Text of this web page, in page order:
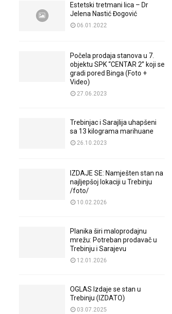
Estetski tretmani lica – Dr
Jelena Nastić Đogović
06.01.2022
Počela prodaja stanova u 7.
objektu SPK “CENTAR 2” koji se
gradi pored Binga (Foto +
Video)
27.06.2023
Trebinjac i Sarajlija uhapšeni
sa 13 kilograma marihuane
26.10.2023
IZDAJE SE: Namješten stan na
najljepšoj lokaciji u Trebinju
/foto/
10.02.2026
Planika širi maloprodajnu
mrežu: Potreban prodavač u
Trebinju i Sarajevu
12.01.2026
OGLAS Izdaje se stan u
Trebinju (IZDATO)
03.07.2025